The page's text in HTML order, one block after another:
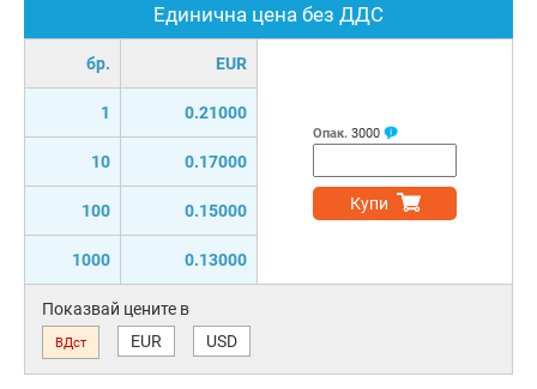
Единична цена без ДДС
бр. EUR
1 0.21000
10 0.17000
100 0.15000
1000 0.13000
Опак. 3000
Купи
Показвай цените в
ВДст EUR USD